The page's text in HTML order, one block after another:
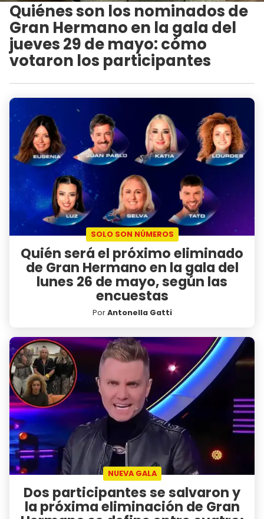
Quiénes son los nominados de
Gran Hermano en la gala del
jueves 29 de mayo: cómo
votaron los participantes
SOLO SON NÚMEROS
Quién será el próximo eliminado
de Gran Hermano en la gala del
lunes 26 de mayo, según las
encuestas
PorAntonella Gatti
NUEVA GALA
Dos participantes se salvaron y
la próxima eliminación de Gran